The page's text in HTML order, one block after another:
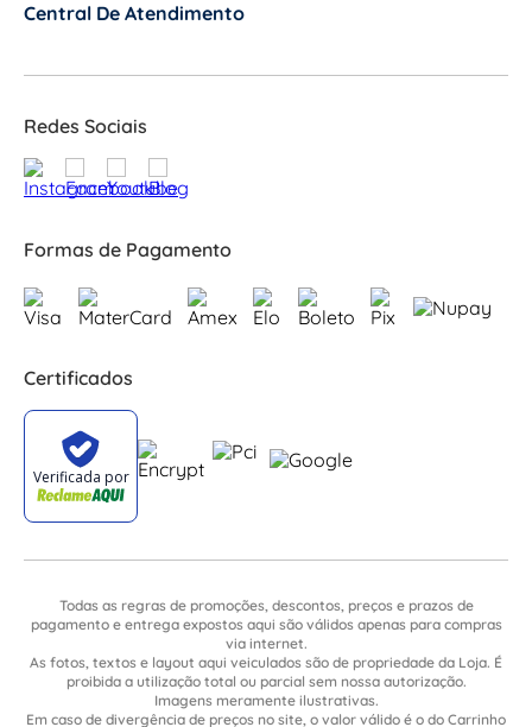
Central De Atendimento
Redes Sociais
Formas de Pagamento
Certificados
Todas as regras de promoções, descontos, preços e prazos de
pagamento e entrega expostos aqui são válidos apenas para compras
via internet.
As fotos, textos e layout aqui veiculados são de propriedade da Loja. É
proibida a utilização total ou parcial sem nossa autorização.
Imagens meramente ilustrativas.
Em caso de divergência de preços no site, o valor válido é o do Carrinho